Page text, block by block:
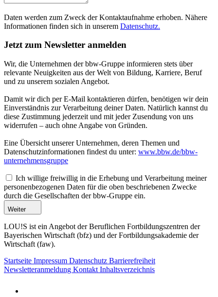
Daten werden zum Zweck der Kontaktaufnahme erhoben. Nähere
Informationen finden sich in unserem Datenschutz.
Jetzt zum Newsletter anmelden
Wir, die Unternehmen der bbw-Gruppe informieren stets über
relevante Neuigkeiten aus der Welt von Bildung, Karriere, Beruf
und zu unserem sozialen Angebot.
Damit wir dich per E-Mail kontaktieren dürfen, benötigen wir dein
Einverständnis zur Verarbeitung deiner Daten. Natürlich kannst du
diese Zustimmung jederzeit und mit jeder Zusendung von uns
widerrufen – auch ohne Angabe von Gründen.
Eine Übersicht unserer Unternehmen, deren Themen und
Datenschutzinformationen findest du unter: www.bbw.de/bbw-
unternehmensgruppe
Ich willige freiwillig in die Erhebung und Verarbeitung meiner
personenbezogenen Daten für die oben beschriebenen Zwecke
durch die Gesellschaften der bbw-Gruppe ein.
Weiter
LOU!S ist ein Angebot der Beruflichen Fortbildungszentren der
Bayerischen Wirtschaft (bfz) und der Fortbildungsakademie der
Wirtschaft (faw).
Startseite Impressum Datenschutz Barrierefreiheit
Newsletteranmeldung Kontakt Inhaltsverzeichnis